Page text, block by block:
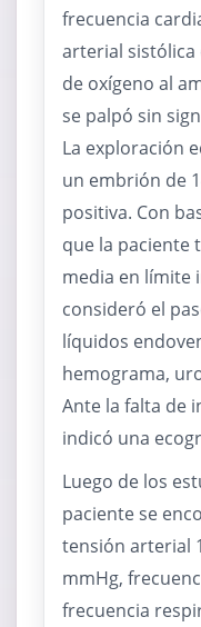
frecuencia
arterial sistólica
de oxígeno al
se palpó sin
La exploración
un embrión de
positiva. Con
que la paciente
media en límite
consideró el
líquidos
hemograma,
Ante la falta de
indicó una
Luego de los
paciente se
tensión arterial
mmHg,
frecuencia